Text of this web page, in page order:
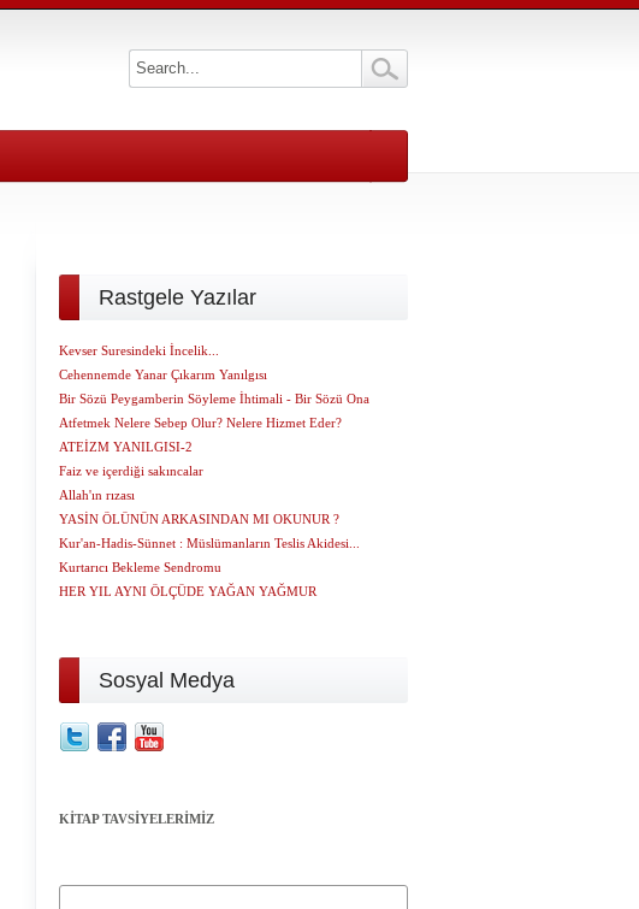
Rastgele Yazılar
Kevser Suresindeki İncelik...
Cehennemde Yanar Çıkarım Yanılgısı
Bir Sözü Peygamberin Söyleme İhtimali - Bir Sözü Ona
Atfetmek Nelere Sebep Olur? Nelere Hizmet Eder?
ATEİZM YANILGISI-2
Faiz ve içerdiği sakıncalar
Allah'ın rızası
YASİN ÖLÜNÜN ARKASINDAN MI OKUNUR ?
Kur'an-Hadis-Sünnet : Müslümanların Teslis Akidesi...
Kurtarıcı Bekleme Sendromu
HER YIL AYNI ÖLÇÜDE YAĞAN YAĞMUR
Sosyal Medya
KİTAP TAVSİYELERİMİZ